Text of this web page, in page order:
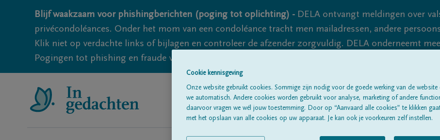
Blijf waakzaam voor phishingberichten (poging tot oplichting) - DELA ontvangt meldingen over
privécondoléances. Onder het mom van een condoléance tracht men mailadressen, andere
Klik niet op verdachte links of bijlagen en controleer de afzender zorgvuldig. DELA onderneemt
Pogingen tot phishing en fraude vallen echter nooit volledig uit te sluiten, dus blijf waakzaam.
Alle rouwberichten Over ons
Cookie kennisgeving
Onze website gebruikt cookies. Sommige zijn nodig voor de goede werking van de website
we automatisch. Andere cookies worden gebruikt voor analyse, marketing of andere
daarvoor vragen we wél jouw toestemming. Door op “Aanvaard alle cookies” te klikken
met het opslaan van alle cookies op uw apparaat. Je kan ook je voorkeuren zelf instellen.